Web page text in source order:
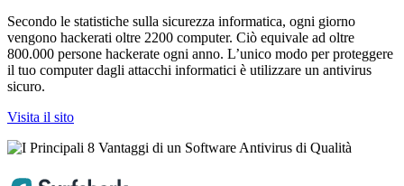
Secondo le statistiche sulla sicurezza informatica, ogni giorno
vengono hackerati oltre 2200 computer. Ciò equivale ad oltre
800.000 persone hackerate ogni anno. L’unico modo per proteggere
il tuo computer dagli attacchi informatici è utilizzare un antivirus
sicuro.
Visita il sito